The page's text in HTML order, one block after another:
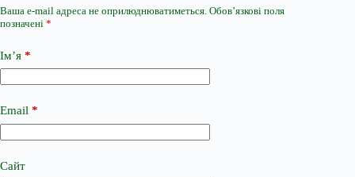
Ваша e-mail адреса не оприлюднюватиметься. Обов’язкові поля
позначені *
Ім’я *
Email *
Сайт